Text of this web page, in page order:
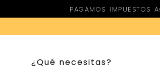
PAGAMOS IMPUESTOS